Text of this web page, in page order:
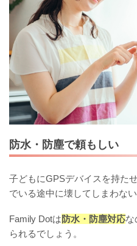
防水・防塵で頼もしい
子どもにGPSデバイスを持た
でいる途中に壊してしまわな
Family Dotは防水・防塵対応な
られるでしょう。